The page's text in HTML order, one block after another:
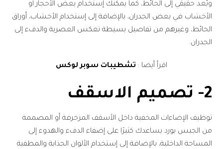
وبُعد حقيقي إلى الحائط، كما يمكنك إستخدام بعض الأحجار أو
الأخشاب في بعض الجدران، بالإضافة إلى إستخدام الأخشاب، أوراق
الحائط، وغيرهم من تفاصيل بسيطة تعكس العصرية والدفء إلى
الجدران.
اقرأ أيضا : تشطيبات سوبر لوكس
2- تصميم الاسقف
توظيف الإضاءات المخفية داخل الأسقف المزخرفة أو المصممة
من الجبس بورد يساعدك كثيرًا على إضفاء الدفء والهدوء إلى
المساحة الداخلية، بالإضافة إلى إستخدام الألوان الجذابة والمطفية